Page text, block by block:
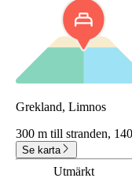
Grekland, Limnos
300 m till stranden,
Se karta
Utmärkt